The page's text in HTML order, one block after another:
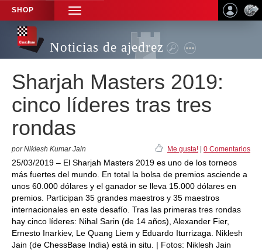
SHOP
TOGGLE
NAVIGATION
Noticias de ajedrez
Sharjah Masters 2019:
cinco líderes tras tres
rondas
por Niklesh Kumar Jain Me gusta! 0 Comentarios
25/03/2019 – El Sharjah Masters 2019 es uno de los torneos
más fuertes del mundo. En total la bolsa de premios asciende a
unos 60.000 dólares y el ganador se lleva 15.000 dólares en
premios. Participan 35 grandes maestros y 35 maestros
internacionales en este desafío. Tras las primeras tres rondas
hay cinco líderes: Nihal Sarin (de 14 años), Alexander Fier,
Ernesto Inarkiev, Le Quang Liem y Eduardo Iturrizaga. Niklesh
Jain (de ChessBase India) está in situ. | Fotos: Niklesh Jain